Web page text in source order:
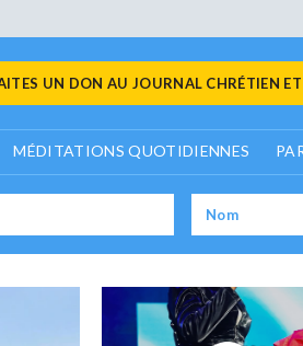
UN DON AU JOURNAL CHRÉTIEN
MÉDITATIONS QUOTIDIENNES